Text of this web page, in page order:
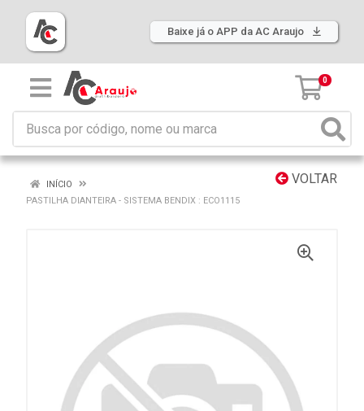
Baixe já o APP da AC Araujo
0
VOLTAR
INÍCIO
PASTILHA DIANTEIRA - SISTEMA BENDIX : ECO1115